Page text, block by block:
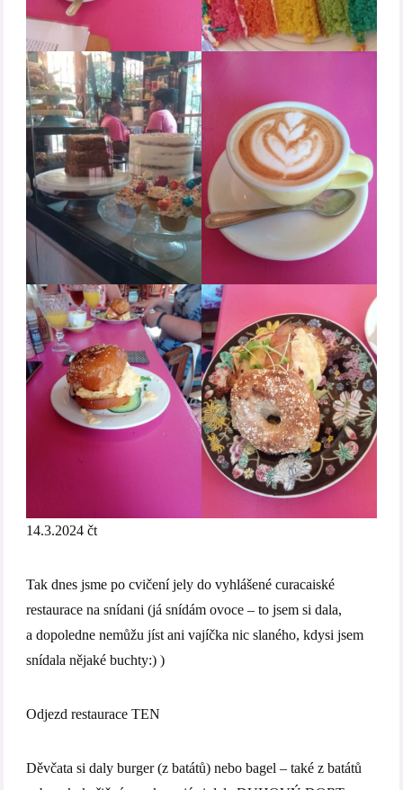
14.3.2024 čt
Tak dnes jsme po cvičení jely do vyhlášené curacaiské
restaurace na snídani (já snídám ovoce – to jsem si dala,
a dopoledne nemůžu jíst ani vajíčka nic slaného, kdysi jsem
snídala nějaké buchty:) )
Odjezd restaurace TEN
Děvčata si daly burger (z batátů) nebo bagel – také z batátů